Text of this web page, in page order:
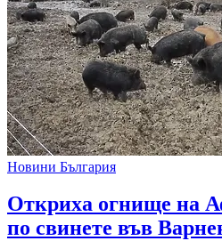
Новини България
Откриха огнище на
по свинете във